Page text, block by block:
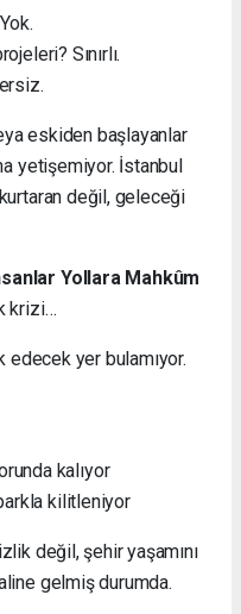
Sınırlı.
eskiden başlayanlar
yetişemiyor. İstanbul
değil, geleceği
Yollara Mahkûm
krizi…
edecek yer bulamıyor.
kalıyor
kilitleniyor
değil, şehir yaşamını
gelmiş durumda.